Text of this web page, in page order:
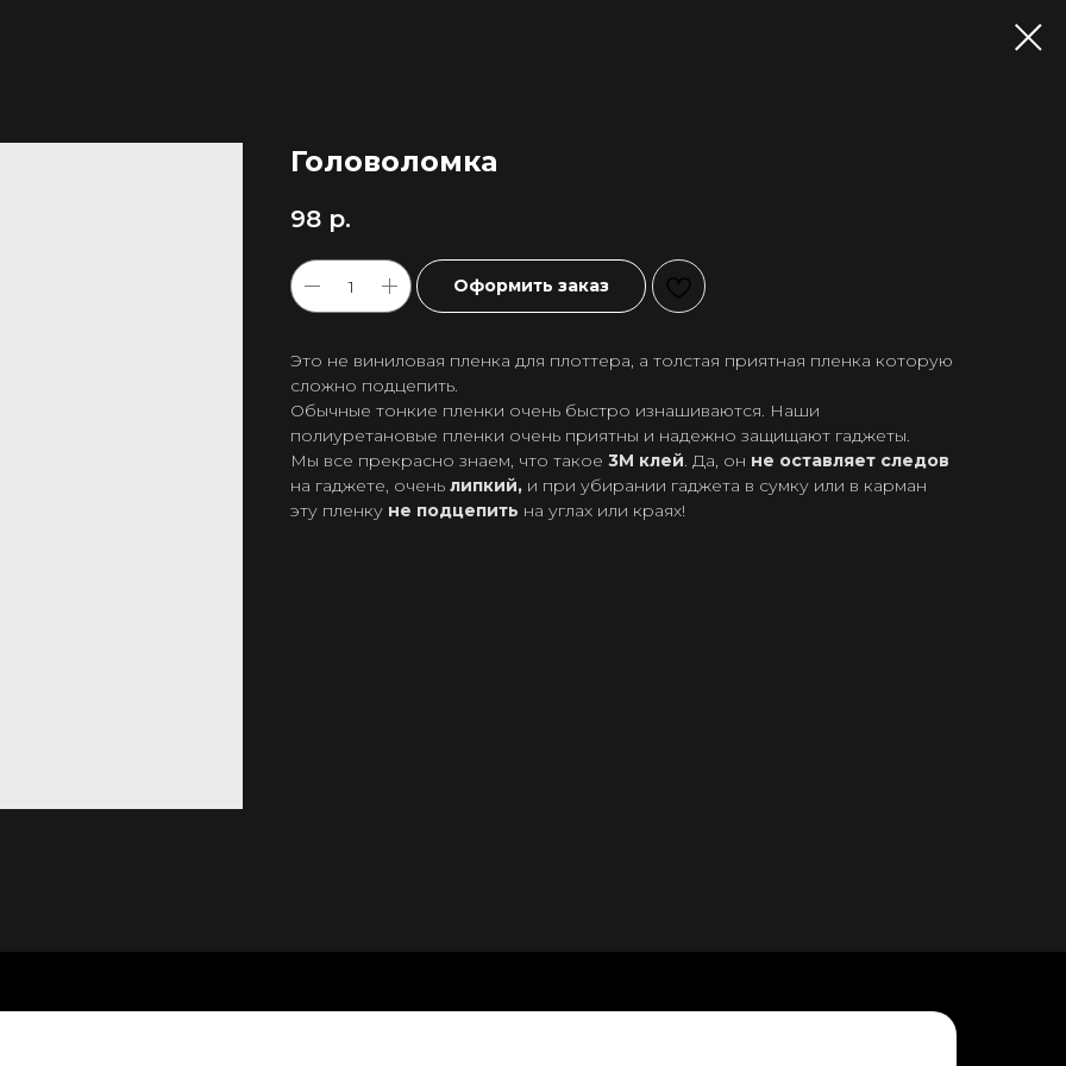
Головоломка
98 р.
Оформить заказ
Это не виниловая пленка для плоттера, а толстая приятная пленка которую
сложно подцепить.
Обычные тонкие пленки очень быстро изнашиваются. Наши
полиуретановые пленки очень приятны и надежно защищают гаджеты.
Мы все прекрасно знаем, что такое 3М клей. Да, он не оставляет следов
на гаджете, очень липкий, и при убирании гаджета в сумку или в карман
эту пленку не подцепить на углах или краях!